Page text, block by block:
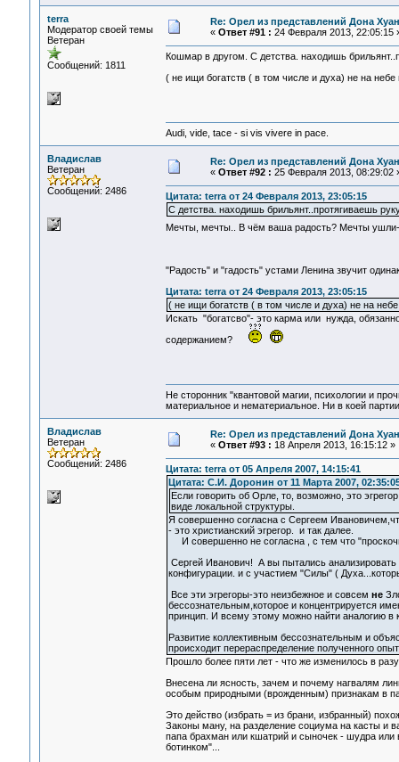
terra
Модератор своей темы
Ветеран
Сообщений: 1811
Re: Орел из представлений Дона
« Ответ #91 : 24 Февраля 2013, 22:05:15
Кошмар в другом. С детства. находишь
( не ищи богатств ( в том числе и духа) не на небе
Audi, vide, tace - si vis vivere in pace.
Владислав
Ветеран
Сообщений: 2486
Re: Орел из представлений Дона
« Ответ #92 : 25 Февраля 2013, 08:29:02
Цитата: terra от 24 Февраля 2013, 23:05:15
С детства. находишь брильянт..протягиваешь
Мечты, мечты.. В чём ваша радость? Мечты
"Радость" и "гадость" устами Ленина звучит
Цитата: terra от 24 Февраля 2013, 23:05:15
( не ищи богатств ( в том числе и духа) не на
Искать "богатсво"- это карма или нужда,
содержанием?
Не сторонник "квантовой магии, психологии и
материальное и нематериальное. Ни в коей
Владислав
Ветеран
Сообщений: 2486
Re: Орел из представлений Дона
« Ответ #93 : 18 Апреля 2013, 16:15:12 »
Цитата: terra от 05 Апреля 2007, 14:15:41
Цитата: С.И. Доронин от 11 Марта 2007,
Если говорить об Орле, то, возможно, это
виде локальной структуры.
Я совершенно согласна с Сергеем
- это христианский эгрегор. и так далее.
И совершенно не согласна , с тем что
Сергей Иванович! А вы пытались анализировать
конфигурации. и с участием "Силы" (
Все эти эгрегоры-это неизбежное и совсем не
бессознательным,которое и концентрируется
принцип. И всему этому можно найти аналогию в
Развитие коллективным бессознательным и
происходит перераспределение полученного
Прошло более пяти лет - что же изменилось в
Внесена ли ясность, зачем и почему нагвалям
особым природными (врожденным) признакам в
Это действо (избрать = из брани, избранный)
Законы ману, на разделение социума на касты и
папа брахман или кшатрий и сыночек - шудра или
ботинком"...